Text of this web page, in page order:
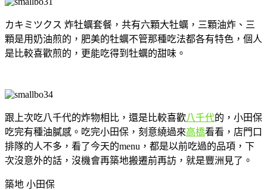
カキミツクス 炸牡蠣套餐，共有六顆大牡蠣，三顆油炸、三
顆是用奶油煎的，肥美的牡蠣不管那種吃法都各有特色，個人
是比較喜歡煎的，更能吃得到牡蠣的甜味。
跟上次吃八千代的炸物相比，還是比較喜歡八千代的，小田保
吃完有種油膩感。吃完小田保，刻意繞過來高橋看看，店門口
排隊的人不多，看了今天的menu，都是以前吃過的品項，下
次沒意外的話，沒機會再築地搬遷前再訪，就是豐洲見了。
築地 小田保